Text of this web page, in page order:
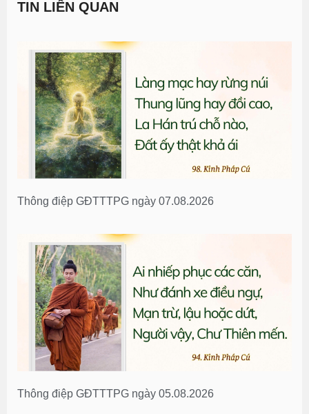
TIN LIÊN QUAN
Thông điệp GĐTTTPG ngày 07.08.2026
Thông điệp GĐTTTPG ngày 05.08.2026